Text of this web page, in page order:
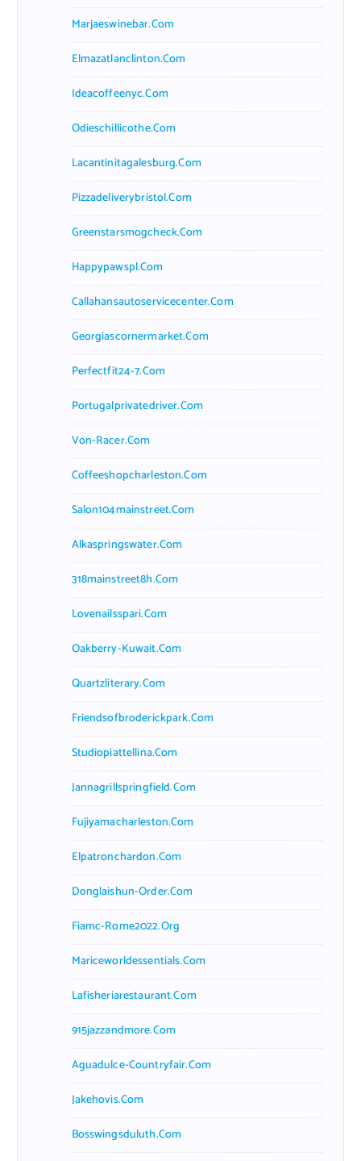
Marjaeswinebar.com
Elmazatlanclinton.com
Ideacoffeenyc.com
Odieschillicothe.com
Lacantinitagalesburg.com
Pizzadeliverybristol.com
Greenstarsmogcheck.com
Happypawspl.com
Callahansautoservicecenter.com
Georgiascornermarket.com
Perfectfit24-7.com
Portugalprivatedriver.com
Von-Racer.com
Coffeeshopcharleston.com
Salon104mainstreet.com
Alkaspringswater.com
318mainstreet8h.com
Lovenailsspari.com
Oakberry-Kuwait.com
Quartzliterary.com
Friendsofbroderickpark.com
Studiopiattellina.com
Jannagrillspringfield.com
Fujiyamacharleston.com
Elpatronchardon.com
Donglaishun-Order.com
Fiamc-Rome2022.org
Mariceworldessentials.com
Lafisheriarestaurant.com
915jazzandmore.com
Aguadulce-Countryfair.com
Jakehovis.com
Bosswingsduluth.com